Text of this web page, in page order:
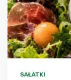
SAŁATKI